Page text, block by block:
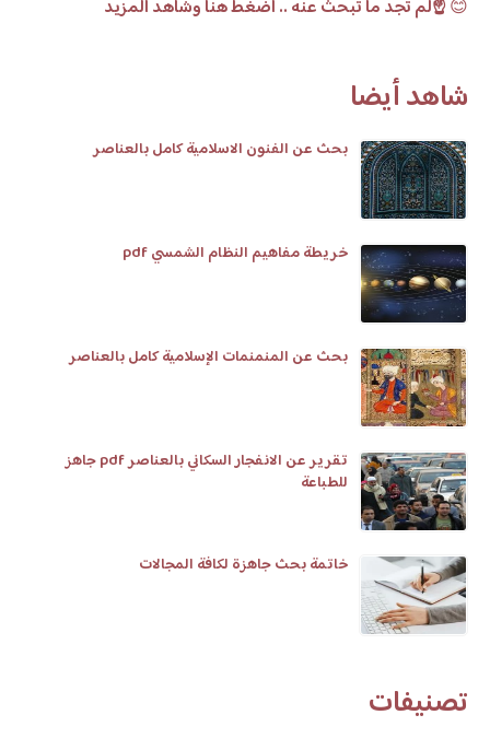
😊☝️لم تجد ما تبحث عنه .. اضغط هنا وشاهد المزيد
شاهد أيضا
بحث عن الفنون الاسلامية كامل بالعناصر
خريطة مفاهيم النظام الشمسي pdf
بحث عن المنمنمات الإسلامية كامل بالعناصر
تقرير عن الانفجار السكاني بالعناصر pdf جاهز
للطباعة
خاتمة بحث جاهزة لكافة المجالات
تصنيفات